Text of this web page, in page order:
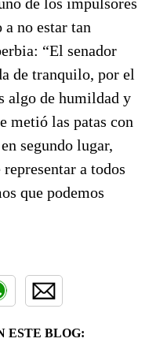
no estar tan
“El senador
de tranquilo, por el
algo de humildad y
metió las patas con
segundo lugar,
a todos
que podemos
ESTE BLOG: